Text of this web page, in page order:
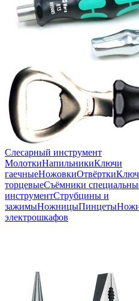
Слесарный инструмент
МолоткиНапильникиКлючи
гаечныеНожовкиОтвёртки
торцевыеСъёмники
инструментСтрубцины и
зажимыНожницыПинцеты
электрошкафов